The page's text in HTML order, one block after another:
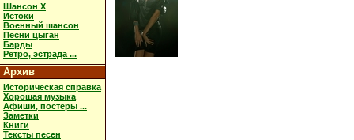
Шансон X
Истоки
Военный шансон
Песни цыган
Барды
Ретро, эстрада ...
Архив
Историческая справка
Хорошая музыка
Афиши, постеры ...
Заметки
Книги
Тексты песен